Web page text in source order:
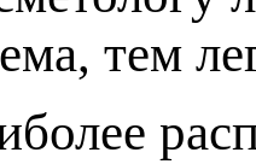
тем